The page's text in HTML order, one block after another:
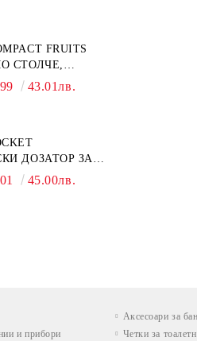
FRUITS
СТОЛЧЕ,
23СМ, ПЛОДОВЕ
43.01лв.
ДОЗАТОР ЗА
С МЯСТО ЗА
45.00лв.
и прибори
Аксесоари за
Четки за